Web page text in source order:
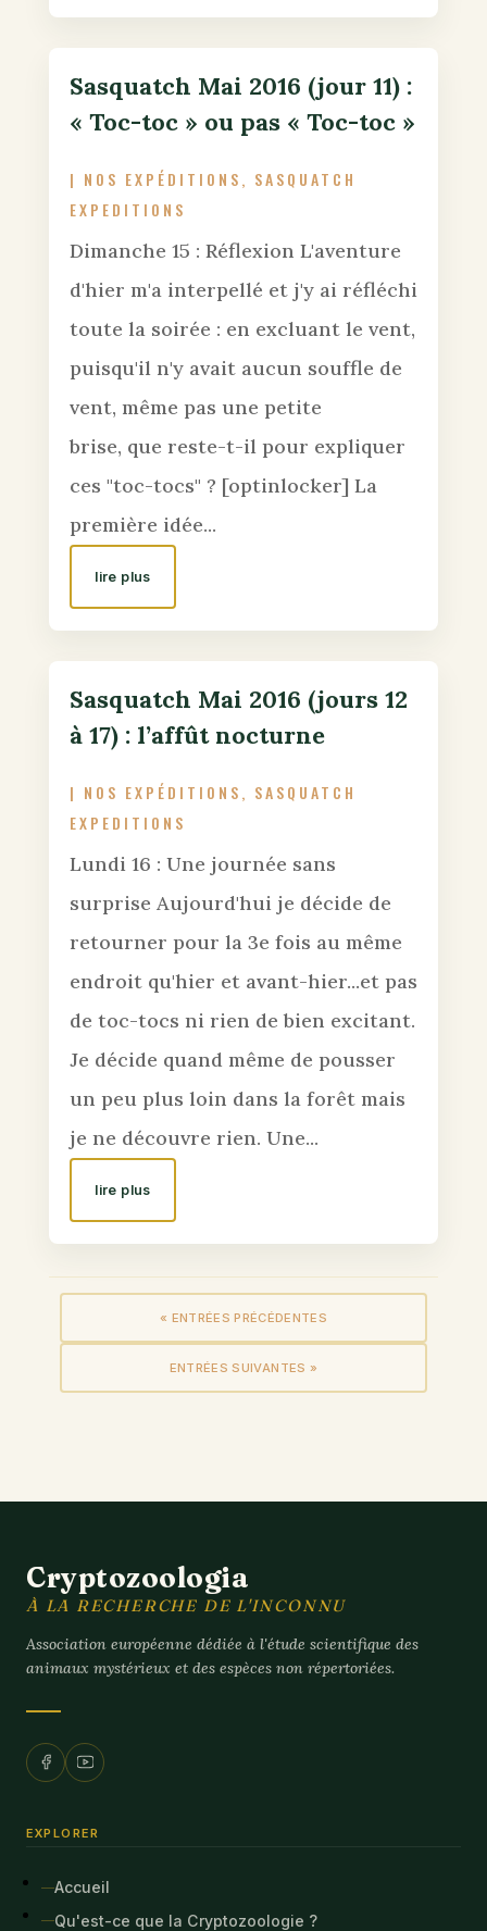
Sasquatch Mai 2016 (jour 11) :
« Toc-toc » ou pas « Toc-toc »
| NOS EXPÉDITIONS, SASQUATCH
EXPEDITIONS
Dimanche 15 : Réflexion L'aventure
d'hier m'a interpellé et j'y ai réfléchi
toute la soirée : en excluant le vent,
puisqu'il n'y avait aucun souffle de
vent, même pas une petite
brise, que reste-t-il pour expliquer
ces "toc-tocs" ? [optinlocker] La
première idée...
lire plus
Sasquatch Mai 2016 (jours 12
à 17) : l’affût nocturne
| NOS EXPÉDITIONS, SASQUATCH
EXPEDITIONS
Lundi 16 : Une journée sans
surprise Aujourd'hui je décide de
retourner pour la 3e fois au même
endroit qu'hier et avant-hier...et pas
de toc-tocs ni rien de bien excitant.
Je décide quand même de pousser
un peu plus loin dans la forêt mais
je ne découvre rien. Une...
lire plus
« ENTRÉES PRÉCÉDENTES
ENTRÉES SUIVANTES »
Cryptozoologia
À LA RECHERCHE DE L'INCONNU
Association européenne dédiée à l'étude scientifique des
animaux mystérieux et des espèces non répertoriées.
EXPLORER
Accueil
Qu'est-ce que la Cryptozoologie ?